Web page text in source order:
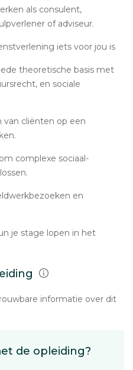
als consulent,
of adviseur.
iets voor jou is
theoretische basis met
en sociale
van cliënten op een
complexe sociaal-
en
je stage lopen in het
informatie over dit
de opleiding?